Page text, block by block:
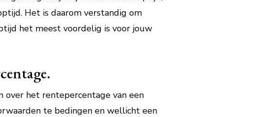
Het is daarom verstandig om
het meest voordelig is voor jouw
over het rentepercentage van een
te bedingen en wellicht een